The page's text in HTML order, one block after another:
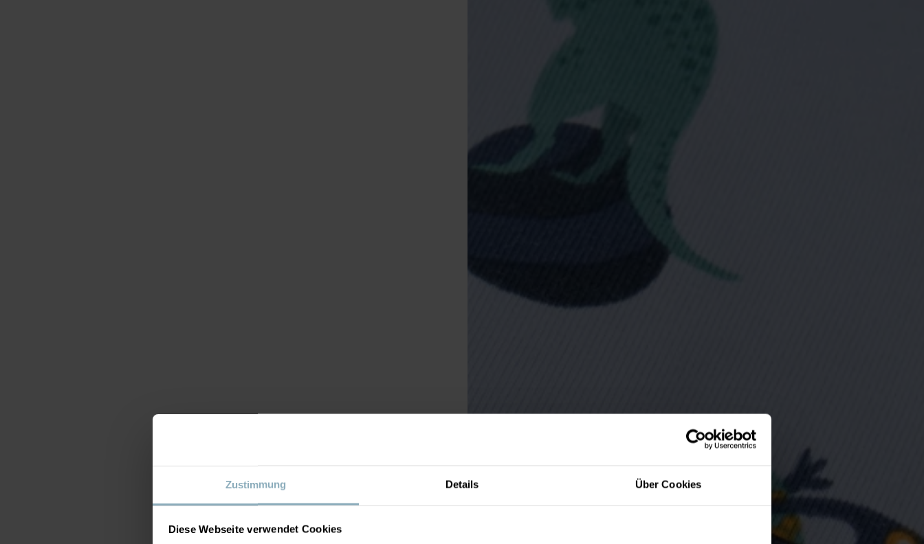
Zustimmung Details Über Cookies
Diese Webseite verwendet Cookies